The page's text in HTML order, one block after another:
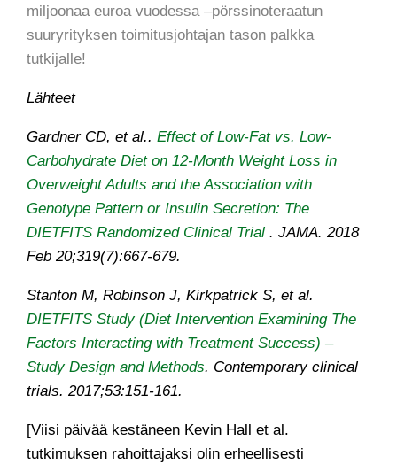
miljoonaa euroa vuodessa –pörssinoteraatun
suuryrityksen toimitusjohtajan tason palkka
tutkijalle!
Lähteet
Gardner CD, et al.. Effect of Low-Fat vs. Low-
Carbohydrate Diet on 12-Month Weight Loss in
Overweight Adults and the Association with
Genotype Pattern or Insulin Secretion: The
DIETFITS Randomized Clinical Trial. JAMA. 2018
Feb 20;319(7):667-679.
Stanton M, Robinson J, Kirkpatrick S, et al.
DIETFITS Study (Diet Intervention Examining The
Factors Interacting with Treatment Success) –
Study Design and Methods. Contemporary clinical
trials. 2017;53:151-161.
[Viisi päivää kestäneen Kevin Hall et al.
tutkimuksen rahoittajaksi olin erheellisesti